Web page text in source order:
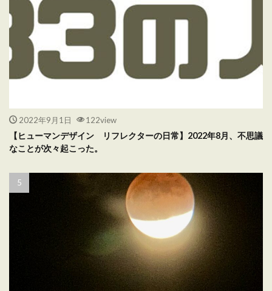
2022年9月1日 122view
【ヒューマンデザイン リフレクターの日常】2022年8月、不思議
なことが次々起こった。